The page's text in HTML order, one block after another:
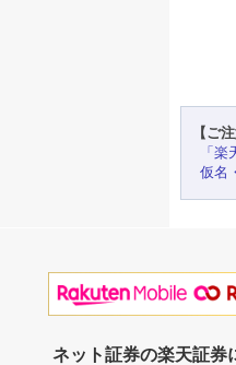
【ご
「
仮名
ネット証券の楽天証券